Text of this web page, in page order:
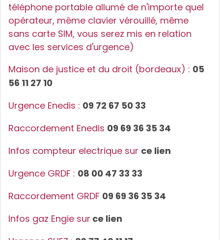
téléphone portable allumé de n'importe quel
opérateur, même clavier vérouillé, même
sans carte SIM, vous serez mis en relation
avec les services d'urgence)
Maison de justice et du droit (bordeaux) : 05
56 11 27 10
Urgence Enedis : 09 72 67 50 33
Raccordement Enedis 09 69 36 35 34
Infos compteur electrique sur ce lien
Urgence GRDF : 08 00 47 33 33
Raccordement GRDF 09 69 36 35 34
Infos gaz Engie sur ce lien